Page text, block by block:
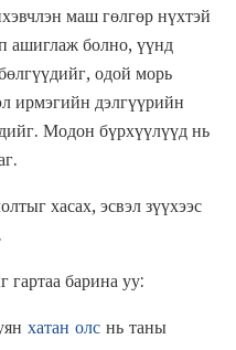
маш гөлгөр нүхтэй
ашиглаж болно, үүнд
одой морь
ирмэгийн дэлгүүрийн
Модон бүрхүүлүүд нь
хасах, эсвэл зүүхээс
гартаа барина уу:
хатан олс нь таны